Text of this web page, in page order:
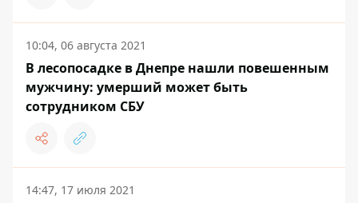
10:04, 06 августа 2021
В лесопосадке в Днепре нашли повешенным
мужчину: умерший может быть
сотрудником СБУ
14:47, 17 июля 2021